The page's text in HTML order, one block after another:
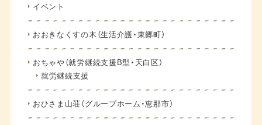
イベント
おおきなくすの木（生活介護・東郷町）
おちゃや（就労継続支援B型・天白区）
就労継続支援
おひさま山荘（グループホーム・恵那市）